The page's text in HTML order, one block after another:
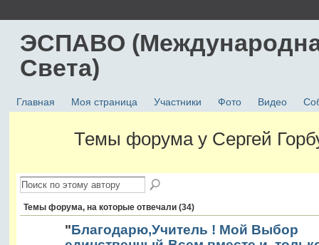
ЭСПАВО
Света)
Главная Моя страница Участники Фото Видео
Темы форума у Сергей
Темы форума, на которые отвечали (34)
"Благодарю,Учитель ! Мой Выбор